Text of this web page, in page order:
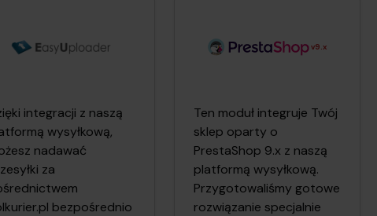
integracji z naszą
wysyłkową,
nadawać
za
bezpośrednio
v9.x
Ten moduł integruje Twój
sklep oparty o
PrestaShop 9.x z naszą
platformą wysyłkową.
Przygotowaliśmy gotowe
rozwiązanie specjalnie